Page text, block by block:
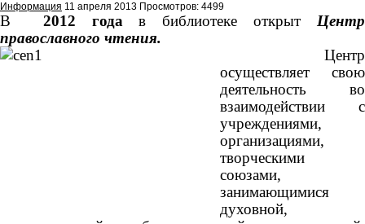
Информация 11 апреля 2013 Просмотров: 4499
В 2012 года в библиотеке открыт Центр
православного чтения.
Центр
осуществляет свою
деятельность во
взаимодействии с
учреждениями,
организациями,
творческими
союзами,
занимающимися
духовной,